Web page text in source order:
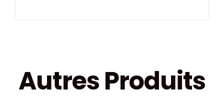
Autres Produits